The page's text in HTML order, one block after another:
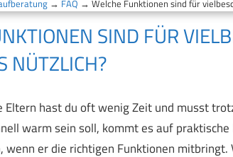
→ FAQ → Welche Funktionen sind für
SIND FÜR
NÜTZLICH?
hast du oft wenig Zeit und musst
warm sein soll, kommt es auf
wenn er die richtigen Funktionen